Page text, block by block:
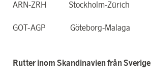
ARN-ZRH Stockholm-Zürich
GOT-AGP Göteborg-Malaga
Rutter inom Skandinavien från Sverige